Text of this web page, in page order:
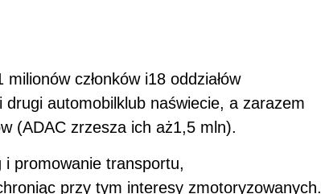
członków i18 oddziałów
automobilklub naświecie, a zarazem
(ADAC zrzesza ich aż1,5 mln).
i promowanie transportu,
przy tym interesy zmotoryzowanych.